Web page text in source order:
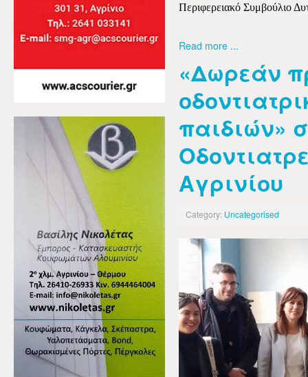
Περιφερειακό Συμβούλιο
Read more ...
«Δωρεάν
παιδιών»
Αγρινίου
Category: Uncategorised